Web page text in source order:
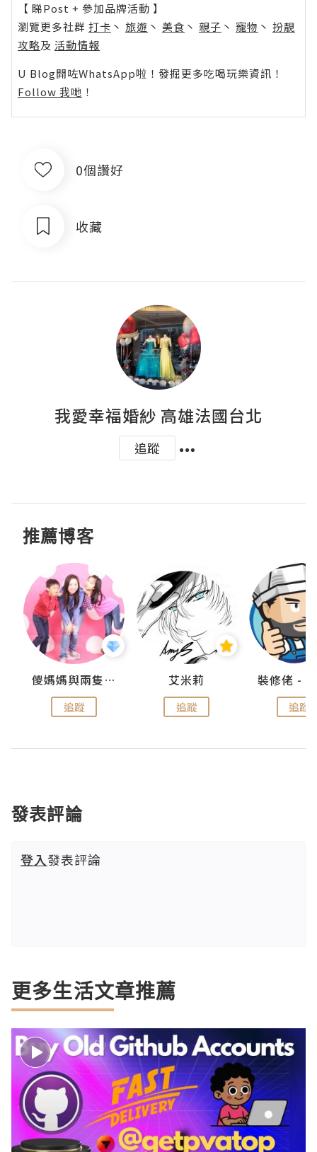
【 睇Post + 參加品牌活動 】
瀏覽更多社群 打卡 丶 旅遊 丶 美食 丶 親子 丶 寵物 丶 扮靚
攻略及 活動情報
U Blog開咗WhatsApp啦！發掘更多吃喝玩樂資訊！
Follow 我哋 ！
0個讚好
收藏
我愛幸福婚紗 高雄法國台北
追蹤
推薦博客
儍媽媽與兩隻小魔怪之家
追蹤
艾米莉
追蹤 追蹤
發表評論
登入發表評論
更多生活文章推薦